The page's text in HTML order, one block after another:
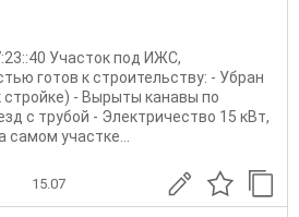
Участок под ИЖС,
готов к строительству: - Убран
стройке) - Вырыты канавы по
с трубой - Электричество 15 кВт,
самом участке...
15.07